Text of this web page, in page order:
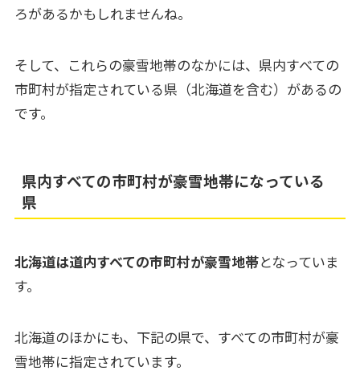
ろがあるかもしれませんね。
そして、これらの豪雪地帯のなかには、県内すべての
市町村が指定されている県（北海道を含む）があるの
です。
県内すべての市町村が豪雪地帯になっている
県
北海道は道内すべての市町村が豪雪地帯となっていま
す。
北海道のほかにも、下記の県で、すべての市町村が豪
雪地帯に指定されています。